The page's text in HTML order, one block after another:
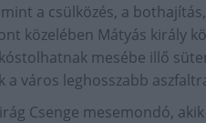
a csülközés, a
közelében Mátyás király
mesébe illő
város leghosszabb
Csenge mesemondó,